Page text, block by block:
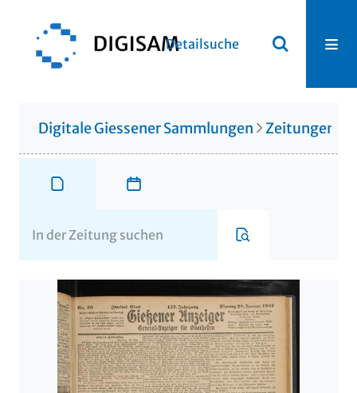
Detailsuche
Digitale Giessener Sammlungen Zeitungen